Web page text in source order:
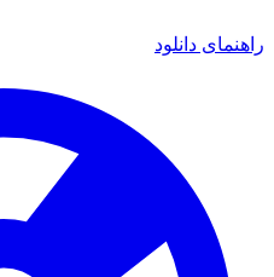
دانلود